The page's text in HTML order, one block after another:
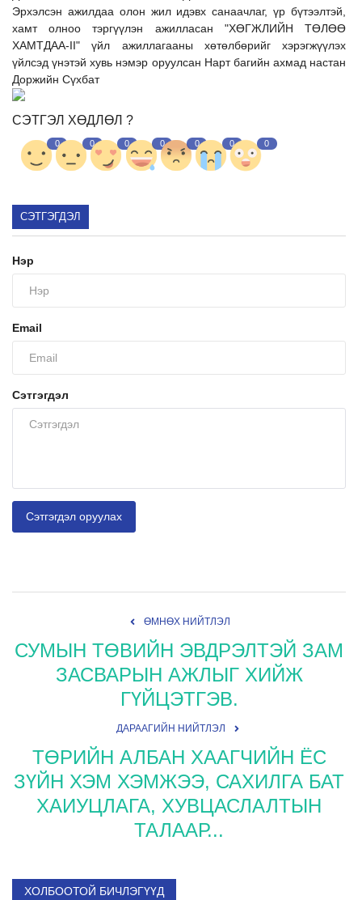
Эрхэлсэн ажилдаа олон жил идэвх санаачлаг, үр бүтээлтэй,
хамт олноо тэргүүлэн ажилласан "ХӨГЖЛИЙН ТӨЛӨӨ
ХАМТДАА-II" үйл ажиллагааны хөтөлбөрийг хэрэгжүүлэх
үйлсэд үнэтэй хувь нэмэр оруулсан Нарт багийн ахмад настан
Доржийн Сүхбат
СЭТГЭЛ ХӨДЛӨЛ ?
0 0 0 0 0 0 0
СЭТГЭГДЭЛ
Нэр
Email
Сэтгэгдэл
Сэтгэгдэл оруулах
ӨМНӨХ НИЙТЛЭЛ
СУМЫН ТӨВИЙН ЭВДРЭЛТЭЙ ЗАМ
ЗАСВАРЫН АЖЛЫГ ХИЙЖ
ГҮЙЦЭТГЭВ.
ДАРААГИЙН НИЙТЛЭЛ
ТӨРИЙН АЛБАН ХААГЧИЙН ЁС
ЗҮЙН ХЭМ ХЭМЖЭЭ, САХИЛГА БАТ
ХАИУЦЛАГА, ХУВЦАСЛАЛТЫН
ТАЛААР...
ХОЛБООТОЙ БИЧЛЭГҮҮД